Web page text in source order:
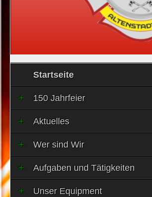
Startseite
150 Jahrfeier
Aktuelles
Wer sind Wir
Aufgaben und Tätigkeiten
Unser Equipment